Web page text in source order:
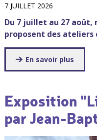
7 JUILLET 2026
Du 7 juillet au 27
proposent des
En savoir plus
Exposition
par Jean-